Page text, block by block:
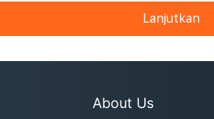
Lanjutkan
About Us